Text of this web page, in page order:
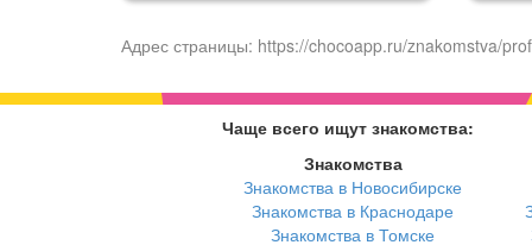
Адрес страницы: https://chocoapp.ru/znakomstva/
Чаще всего ищут знакомства:
Знакомства
Знакомства в Новосибирске
Знакомства в Краснодаре
Знакомства в Томске